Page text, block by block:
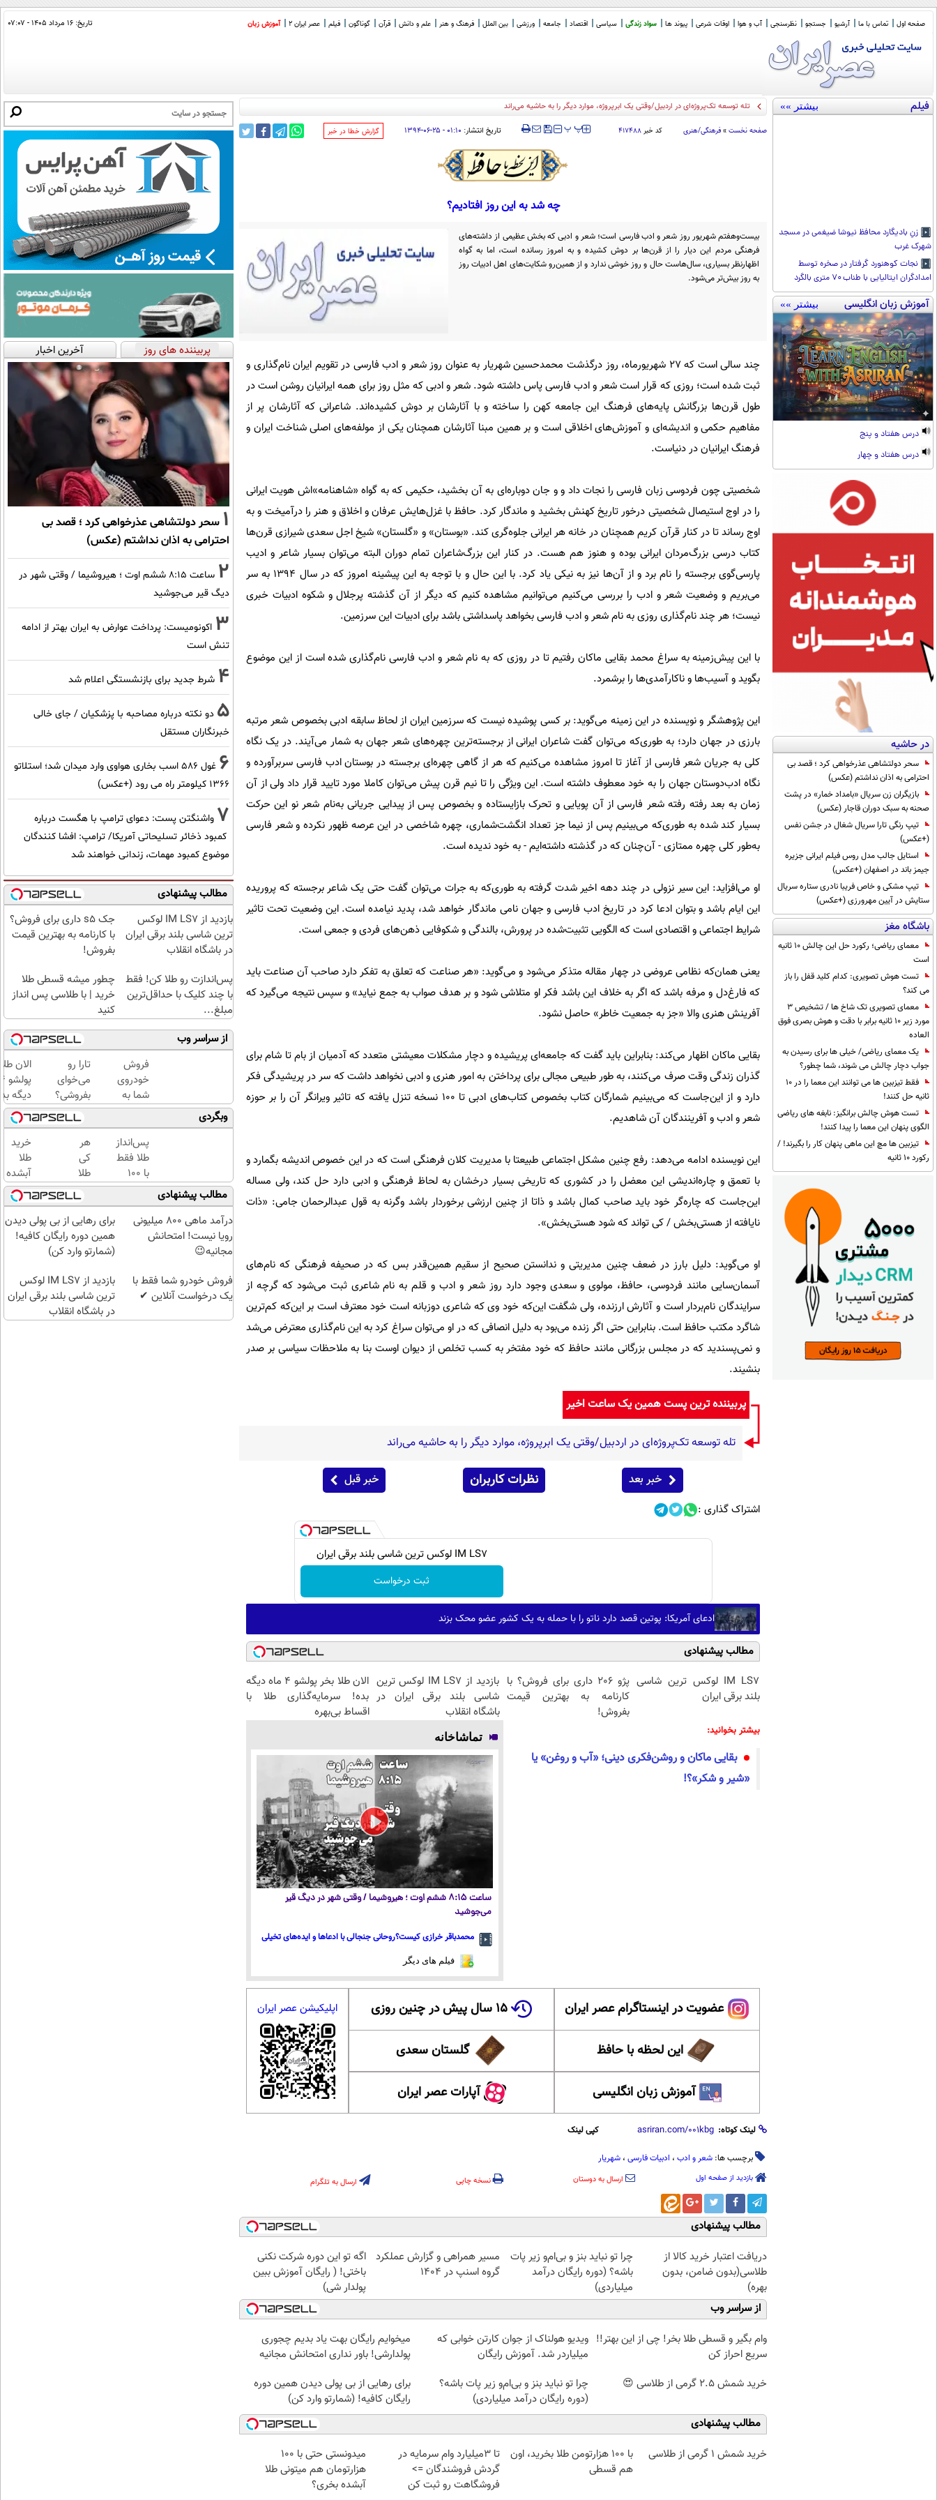
صفحه اول تماس با ما آرشیو جستجو نظرسنجی آب و هوا اوقات شرعی پیوند ها سواد زندگی سیاسی اقتصاد جامعه ورزشی بین الملل فرهنگ و هنر علم و دانش قرآن گوناگون فیلم عصر ایران 2 آموزش زبان تاریخ: ۱۶ مرداد ۱۴۰۵ - ۰۷:۰۷
فیلم بیشتر »»
زنِ بادیگارد محافظ نیوشا ضیغمی در مسجد
شهرک غرب
نجات کوهنورد گرفتار در صخره توسط
امدادگران ایتالیایی با طناب ۷۰ متری بالگرد
آموزش زبان انگلیسی بیشتر »»
درس هفتاد و پنج
درس هفتاد و چهار
در حاشیه
سحر دولتشاهی عذرخواهی کرد ؛ قصد بی
احترامی به اذان نداشتم (عکس)
بازیگران زن سریال «بامداد خمار» در پشت
صحنه به سبک دوران قاجار (عکس)
تیپ رنگی تارا سریال شغال در جشن نفس
(+عکس)
استایل جالب مدل روس فیلم ایرانی جزیره
جیمز باند در اصفهان (+عکس)
تیپ مشکی و خاص فریبا نادری ستاره سریال
ستایش در آیین مهرورزی (+عکس)
باشگاه مغز
معمای ریاضی؛ رکورد حل این چالش 10 ثانیه
است
تست هوش تصویری: کدام کلید قفل را باز
می کند؟
معمای تصویری تک شاخ ها / تشخیص 3
مورد زیر 10 ثانیه برابر با دقت و هوش بصری فوق
العاده
یک معمای ریاضی/ خیلی ها برای رسیدن به
جواب دچار چالش می شوند، شما چطور؟
فقط تیزبین ها می توانند این معما را در 10
ثانیه حل کنند!
تست هوش چالش برانگیز: نابغه های ریاضی
الگوی پنهان این معما را پیدا کنند!
تیزبین ها مچ این ماهی پنهان کار را بگیرند! /
رکورد 10 ثانیه
آقای_
صفحه نخست » فرهنگی/هنری کد خبر۴۱۷۴۸۸ ‍‍‍ پ پ تاریخ انتشار: ۰۱:۱۰ - ۲۵-۰۶-۱۳۹۴ ‌گزارش خطا در خبر
چه شد به این روز افتادیم؟
بیست‌وهفتم شهریور روز شعر و ادب فارسی است؛ شعر و ادبی که بخش عظیمی از داشته‌های
فرهنگی مردم این دیار را از قرن‌ها بر دوش کشیده و به امروز رسانده است، اما به گواه
اظهارنظر بسیاری، سال‌هاست حال و روز خوشی ندارد و از همین‌رو شکایت‌های اهل ادبیات روز
به روز بیش‌تر می‌شود.
چند سالی‌ است که 27 شهریورماه، روز درگذشت محمدحسین شهریار به عنوان روز شعر و ادب فارسی در تقویم ایران نام‌گذاری و
ثبت شده است؛ روزی که قرار است شعر و ادب فارسی پاس داشته شود. شعر و ادبی که مثل روز برای همه ایرانیان روشن است در
طول قرن‌ها بزرگانش پایه‌های فرهنگ این جامعه کهن را ساخته و با آثارشان بر دوش کشیده‌اند. شاعرانی که آثارشان پر از
مفاهیم حکمی و اندیشه‌ای و آموزش‌های اخلاقی است و بر همین مبنا آثارشان همچنان یکی از مولفه‌های اصلی شناخت ایران و
فرهنگ ایرانیان در دنیا‌ست.
شخصیتی چون فردوسی زبان فارسی را نجات داد و و جان دوباره‌ای به آن بخشید، حکیمی که به گواه «شاهنامه‌»اش هویت ایرانی
را در اوج استیصال شخصیتی درخور تاریخ کهنش بخشید و ماندگار کرد. حافظ با غزل‌هایش عرفان و اخلاق و هنر را درآمیخت و به
اوج رساند تا در کنار قرآن کریم همچنان در خانه هر ایرانی جلوه‌گری کند. «بوستان» و «گلستان» شیخ اجل سعدی شیرازی قرن‌ها
کتاب درسی بزرگ‌مردان ایرانی بوده و هنوز هم هست. در کنار این بزرگ‌شاعران تمام دوران‌ البته می‌توان بسیار شاعر و ادیب
پارسی‌گوی برجسته را نام برد و از آن‌ها نیز به نیکی یاد کرد. با این حال و با توجه به این پیشینه امروز که در سال 1394 به سر
می‌بریم و وضعیت شعر و ادب را بررسی می‌کنیم می‌توانیم مشاهده کنیم که دیگر از آن گذشته پرجلال و شکوه ادبیات خبری
نیست؛ هر چند نام‌گذاری روزی به نام شعر و ادب فارسی بخواهد پاسداشتی باشد برای ادبیات این سرزمین.
با این پیش‌زمینه به سراغ محمد بقایی ماکان رفتیم تا در روزی که به نام شعر و ادب فارسی نام‌گذاری شده است از این موضوع
بگوید و آسیب‌ها و ناکارآمدی‌ها را برشمرد.
این پژوهشگر و نویسنده در این زمینه می‌گوید: بر کسی پوشیده نیست که سرزمین ایران از لحاظ سابقه ادبی بخصوص شعر مرتبه
بارزی در جهان دارد؛ به طوری‌که می‌توان گفت شاعران ایرانی از برجسته‌ترین چهره‌های شعر جهان به شمار می‌آیند. در یک نگاه
کلی به جریان شعر فارسی از آغاز تا امروز مشاهده می‌کنیم که هر از گاهی چهره‌ای برجسته در بوستان ادب فارسی سربرآورده و
نگاه ادب‌دوستان جهان را به خود معطوف داشته است. این ویژگی را تا نیم قرن پیش می‌توان کاملا مورد تایید قرار داد ولی از آن
زمان به بعد رفته رفته شعر فارسی از آن پویایی و تحرک بازایستاده و بخصوص پس از پیدایی جریانی به‌نام شعر نو این حرکت
بسیار کند شده به طوری‌که می‌بینیم پس از نیما جز تعداد انگشت‌شماری، چهره شاخصی در این عرصه ظهور نکرده و شعر فارسی
به‌طور کلی چهره ممتازی - آن‌چنان که در گذشته داشته‌ایم - به خود ندیده است.
او می‌افزاید: این سیر نزولی در چند دهه اخیر شدت گرفته به طوری‌که به جرات می‌توان گفت حتی یک شاعر برجسته که پروریده
این ایام باشد و بتوان ادعا کرد در تاریخ ادب فارسی و جهان نامی ماندگار خواهد شد، پدید نیامده است. این وضعیت تحت تاثیر
شرایط اجتماعی و اقتصادی است که الگویی تثبیت‌شده در پرورش، بالندگی و شکوفایی ذهن‌های فردی و جمعی است.
یعنی همان‌که نظامی عروضی در چهار مقاله متذکر می‌شود و می‌گوید: «هر صناعت که تعلق به تفکر دارد صاحب آن صناعت باید
که فارغ‌دل و مرفه باشد که اگر به خلاف این باشد فکر او متلاشی شود و بر هدف صواب به جمع نیاید» و سپس نتیجه می‌گیرد که
آفرینش هنری والا «جز به جمعیت خاطر» حاصل نشود.
بقایی ماکان اظهار می‌کند: بنابراین باید گفت که جامعه‌ای پریشیده و دچار مشکلات معیشتی متعدد که آدمیان از بام تا شام برای
گذران زندگی وقت صرف می‌کنند، به طور طبیعی مجالی برای پرداختن به امور هنری و ادبی نخواهد داشت که سر در پریشیدگی فکر
دارد و از این‌جاست که می‌بینیم شمارگان کتاب بخصوص کتاب‌های ادبی تا 100 نسخه تنزل یافته که تاثیر ویرانگر آن را بر حوزه
شعر و ادب و آفرینندگان آن شاهدیم.
این نویسنده ادامه می‌دهد: رفع چنین مشکل اجتماعی طبیعتا با مدیریت کلان فرهنگی است که در این خصوص اندیشه بگمارد و
با تعمق و چاره‌اندیشی این معضل را در کشوری که تاریخی بسیار درخشان به لحاظ فرهنگی و ادبی دارد حل کند، ولی مساله
این‌جاست که چاره‌گر خود باید صاحب کمال باشد و ذاتا از چنین ارزشی برخوردار باشد وگرنه به قول عبدالرحمان جامی: «ذات
نایافته از هستی‌بخش / کی تواند که شود هستی‌بخش».
او می‌گوید: دلیل بارز در ضعف چنین مدیریتی و ندانستن صحیح از سقیم همین‌قدر بس که در صحیفه فرهنگی که نام‌های
آسمان‌سایی مانند فردوسی، حافظ، مولوی و سعدی وجود دارد روز شعر و ادب و قلم به نام شاعری ثبت می‌شود که گرچه از
سرایندگان نام‌بردار است و آثارش ارزنده، ولی شگفت این‌که خود وی که شاعری دوزبانه است خود معترف است بر این‌که کم‌ترین
شاگرد مکتب حافظ است. بنابراین حتی اگر زنده می‌بود به دلیل انصافی که در او می‌توان سراغ کرد به این نام‌گذاری معترض می‌شد
و نمی‌پسندید که در مجلس بزرگانی مانند حافظ که خود مفتخر به کسب تخلص از دیوان اوست بنا به ملاحظات سیاسی بر صدر
بنشیند.
پربیننده ترین پست همین یک ساعت اخیر
تله توسعه تک‌پروژه‌ای در اردبیل/وقتی یک ابرپروژه، موارد دیگر را به حاشیه می‌راند
خبر بعد نظرات کاربران خبر قبل
اشتراک گذاری :
IM LS7 لوکس ترین شاسی بلند برقی ایران
ثبت درخواست
ادعای آمریکا: پوتین قصد دارد ناتو را با حمله به یک کشور عضو محک بزند
مطالب پیشنهادی
IM LS7 لوکس ترین شاسی
بلند برقی ایران
پژو 206 داری برای فروش؟ با
کارنامه به بهترین قیمت
بفروش!
بازدید از IM LS7 لوکس ترین
شاسی بلند برقی ایران در
باشگاه انقلاب
الان طلا بخر پولشو 4 ماه دیگه
بده! سرمایه‌گذاری طلا با
اقساط بی‌بهره
بیشتر بخوانید:
بقایی ماکان و روشن‌فکری دینی؛ «آب و روغن» یا
«شیر و شکر»؟!
تماشاخانه
ساعت ۸:۱۵ ششم اوت ؛ هیروشیما / وقتی شهر در دیگ قیر
می‌جوشید
محمدباقر خرازی کیست؟روحانی جنجالی با ادعاها و ایده‌های تخیلی
فیلم های دیگر
عضویت در اینستاگرام عصر ایران ۱۵ سال پیش در چنین روزی
این لحظه با حافظ گلستان سعدی
آموزش زبان انگلیسی آپارات عصر ایران
اپلیکیشن عصر ایران
لینک کوتاه: کپی لینک
برچسب ها: شعر و ادب ، ادبیات فارسی ، شهریار
بازدید از صفحه اول ارسال به دوستان نسخه چاپی ارسال به تلگرام
مطالب پیشنهادی
دریافت اعتبار خرید کالا از
طلاسی(بدون ضامن، بدون
بهره)
چرا تو نباید بنز و بی‌ام‌و زیر پات
باشه؟ (دوره رایگان درآمد
میلیاردی)
مسیر همراهی و گزارش عملکرد
گروه اسنپ در ۱۴۰۴
اگه تو این دوره شرکت نکنی
باختی! ( رایگان آموزش ببین
پولدار شی)
از سراسر وب
وام بگیر و قسطی طلا بخر! چی از این بهتر!!
سریع احراز کن
ویدیو هولناک از جوان کارتن خوابی که
میلیاردر شد. آموزش رایگان
میخوایم رایگان بهت یاد بدیم چجوری
پولدارشی! باور نداری امتحانش مجانیه
خرید شمش 2.5 گرمی از طلاسی 😍
چرا تو نباید بنز و بی‌ام‌و زیر پات باشه؟
(دوره رایگان درآمد میلیاردی)
برای رهایی از بی پولی دیدن همین دوره
رایگان کافیه! (شمارتو وارد کن)
مطالب پیشنهادی
خرید شمش 1 گرمی از طلاسی
با ۱۰۰ هزارتومن طلا بخرید، اون
هم قسطی
تا 3میلیارد وام سرمایه در
گردش فروشندگان =>
فروشگاهت رو ثبت کن
میدونستی حتی با ۱۰۰
هزارتومان هم میتونی طلا
آبشده بخری؟
پربیننده های روز آخرین اخبار
1 سحر دولتشاهی عذرخواهی کرد ؛ قصد بی
احترامی به اذان نداشتم (عکس)
2
ساعت ۸:۱۵ ششم اوت ؛ هیروشیما / وقتی شهر در
دیگ قیر می‌جوشید
3 اکونومیست: پرداخت عوارض به ایران بهتر از ادامه
تنش است
4 شرط جدید برای بازنشستگی اعلام شد
5 دو نکته درباره مصاحبه با پزشکیان / جای خالی
خبرنگاران مستقل
6
غول 586 اسب بخاری هواوی وارد میدان شد؛ استلاتو
1366 کیلومتر راه می رود (+عکس)
7 واشنگتن پست: دعوای ترامپ با هگست درباره
کمبود ذخائر تسلیحاتی آمریکا/ ترامپ: افشا کنندگان
موضوع کمبود مهمات، زندانی خواهند شد
مطالب پیشنهادی
بازدید از IM LS7 لوکس
ترین شاسی بلند برقی ایران
در باشگاه انقلاب
جک s5 داری برای فروش؟
با کارنامه به بهترین قیمت
بفروش!
پس‌اندازت رو طلا کن! فقط
با چند کلیک با حداقل‌ترین
مبلغ...
چطور میشه قسطی طلا
خرید | با طلاسی پس انداز
کنید
از سراسر وب
فروش
خودروی
شما به
بهترین
قیمت
بازار ✅
تارا رو
می‌خوای
بفروشی؟
با
خودرو۴۵
یک‌روزه
بفروشش
الان
دیگه
طلا با
بی‌بهره
وبگردی
پس‌انداز
طلا فقط
با ۱۰۰
هزارتومان
(امن و
راحت)
هر
کی
طلا
داره،
غم
نداره!
😊💎
(خرید
چند
کلیک)
خرید
طلا
آبشده
با 100
هزار
تومن
مطالب پیشنهادی
درآمد ماهی 800 میلیونی
رویا نیست! امتحانش
مجانیه😉
برای رهایی از بی پولی دیدن
همین دوره رایگان کافیه!
(شمارتو وارد کن)
فروش خودرو شما فقط با
یک درخواست آنلاین ✔
بازدید از IM LS7 لوکس
ترین شاسی بلند برقی ایران
در باشگاه انقلاب